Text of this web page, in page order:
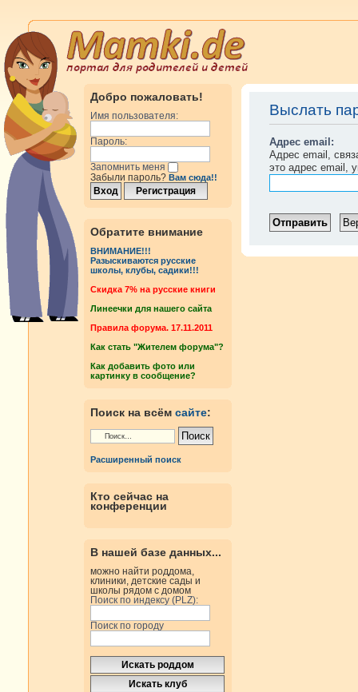
Добро пожаловать!
Имя пользователя:
Пароль:
Запомнить меня
Забыли пароль? Вам сюда!!
Обратите внимание
ВНИМАНИЕ!!!
Разыскиваются русские
школы, клубы, садики!!!
Cкидка 7% на русские книги
Линеечки для нашего сайта
Правила форума. 17.11.2011
Как стать "Жителем форума"?
Как добавить фото или
картинку в сообщение?
Поиск на всём сайте:
Расширенный поиск
Кто сейчас на
конференции
В нашей базе данных...
можно найти роддома,
клиники, детские сады и
школы рядом с домом
Поиск по индексу (PLZ):
Поиск по городу
Выслать
Адрес email:
Адрес email,
это адрес email,